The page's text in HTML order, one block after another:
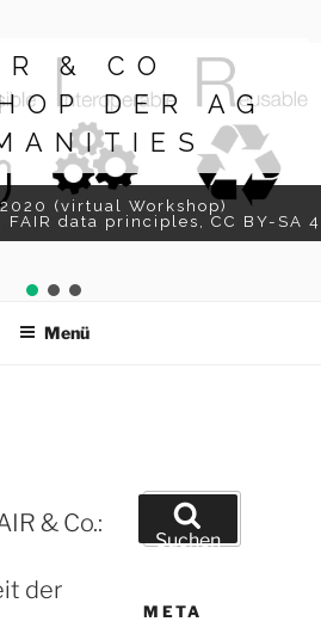
& CO
DER AG
(virtual Workshop)
FAIR data principles, CC BY-SA
Menü
& Co.:
der
Suchen
nach:
Suchen
META